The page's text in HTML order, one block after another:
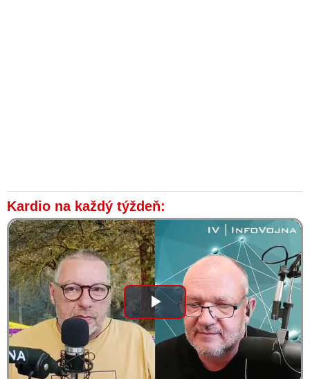
Kardio na každý týždeň:
Play
Video